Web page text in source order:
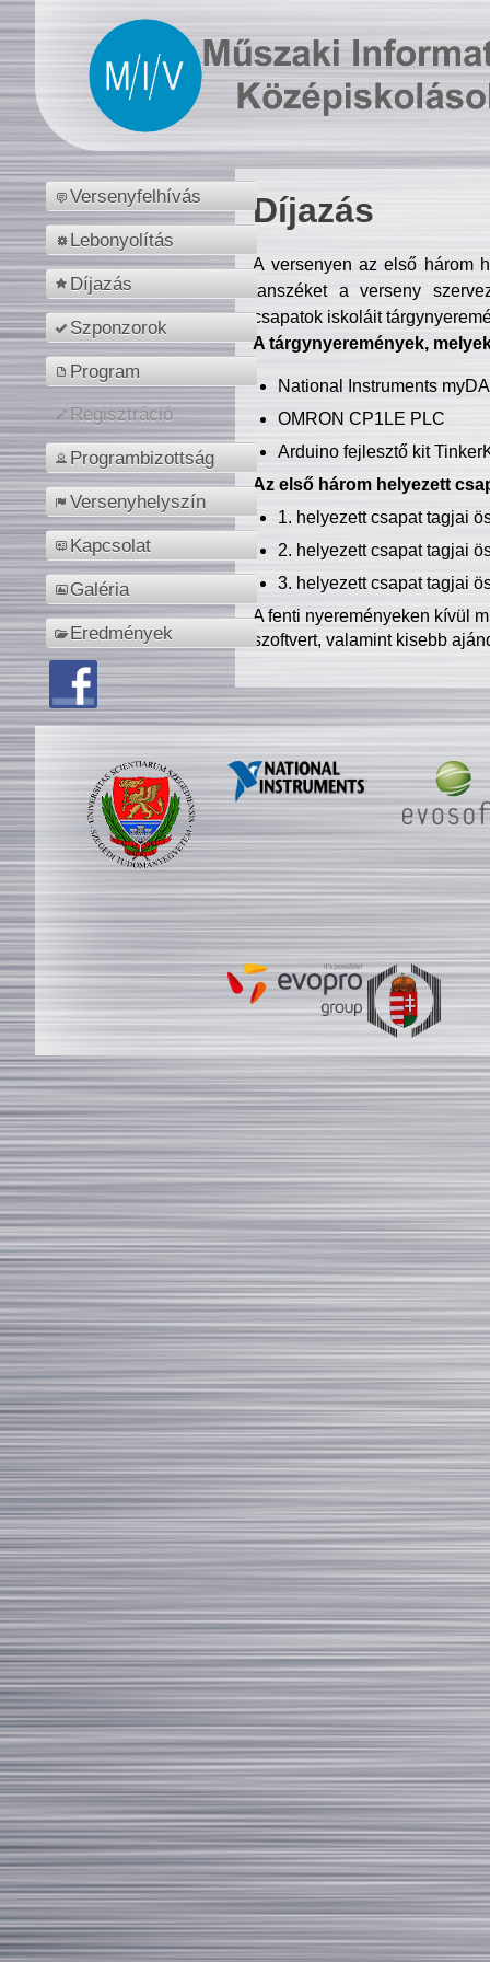
Versenyfelhívás
Lebonyolítás
Díjazás
Szponzorok
Program
Regisztráció
Programbizottság
Versenyhelyszín
Kapcsolat
Galéria
Eredmények
Díjazás
A versenyen az első három
tanszéket a verseny
csapatok iskoláit
A tárgynyeremények,
National Instruments
OMRON CP1LE PLC
Arduino fejlesztő kit
Az első három helyezett
1. helyezett csapat tagjai
2. helyezett csapat tagjai
3. helyezett csapat tagjai
A fenti nyereményeken kívül
szoftvert, valamint kisebb